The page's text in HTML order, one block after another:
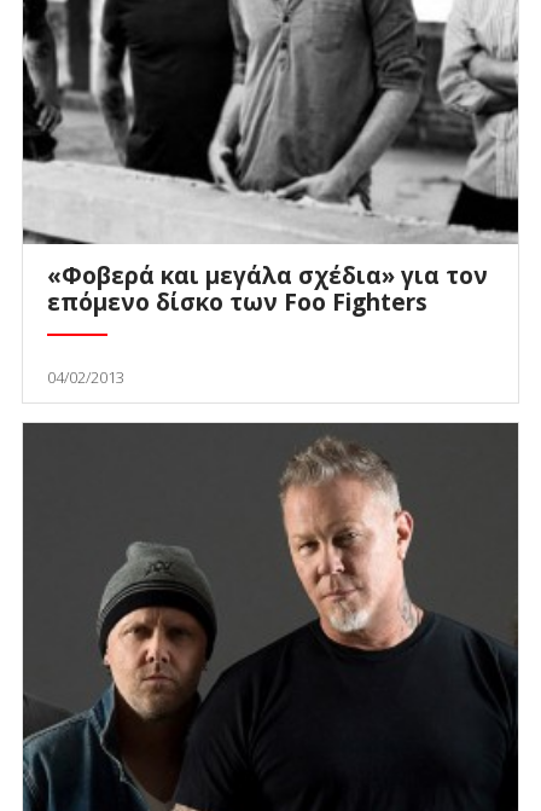
«Φοβερά και μεγάλα σχέδια» για τον
επόμενο δίσκο των Foo Fighters
04/02/2013